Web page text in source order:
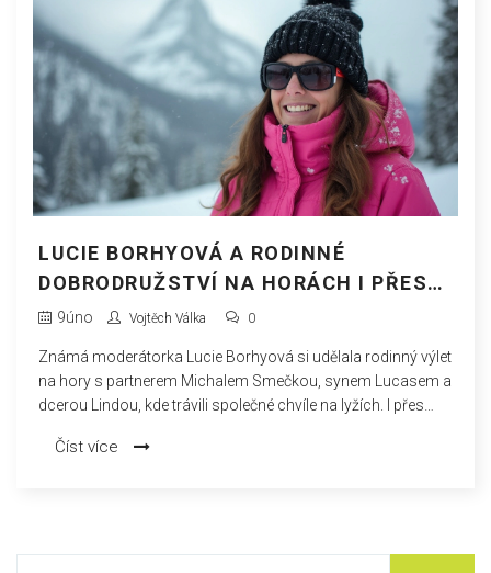
LUCIE BORHYOVÁ A RODINNÉ
DOBRODRUŽSTVÍ NA HORÁCH I PŘES
MLHU
9úno Vojtěch Válka 0
Známá moderátorka Lucie Borhyová si udělala rodinný výlet
na hory s partnerem Michalem Smečkou, synem Lucasem a
dcerou Lindou, kde trávili společné chvíle na lyžích. I přes
sociálních sítích. Borhyová zdůraznila jejich vytrvalost a
Číst více